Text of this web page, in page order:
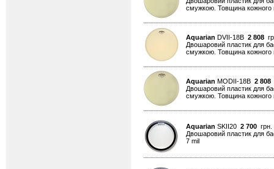
смужкою. Товщина кожного
Aquarian DVII-18B 2 808
Двошаровий пластик для
смужкою. Товщина кожного
Aquarian MODII-18B 2 808
Двошаровий пластик для
смужкою. Товщина кожного
Aquarian SKII20 2 700
Двошаровий пластик для
7 mil